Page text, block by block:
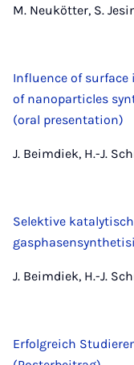
M. Neukötter, S.
Influence of
of nanoparticles
(oral presentation)
J. Beimdiek, H.-J.
Selektive
J. Beimdiek, H.-J.
Erfolgreich